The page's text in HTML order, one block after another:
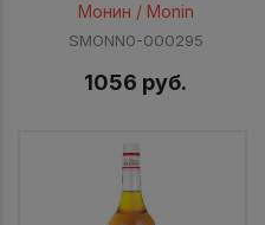
Монин / Monin
SMONN0-000295
1056 руб.